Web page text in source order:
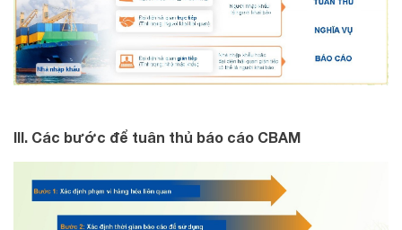
III. Các bước để tuân thủ báo cáo CBAM